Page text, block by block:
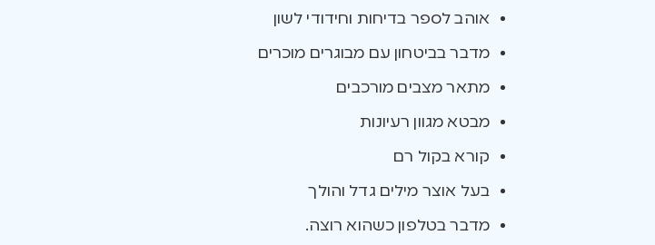
אוהב לספר בדיחות וחידודי לשון
מדבר בביטחון עם מבוגרים מוכרים
מתאר מצבים מורכבים
מבטא מגוון רעיונות
קורא בקול רם
בעל אוצר מילים גדל והולך
מדבר בטלפון כשהוא רוצה.